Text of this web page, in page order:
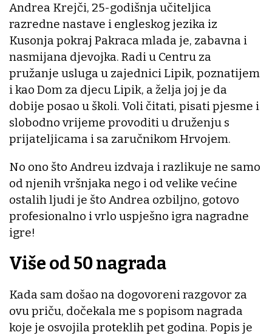
Andrea Krejči, 25-godišnja učiteljica
razredne nastave i engleskog jezika iz
Kusonja pokraj Pakraca mlada je, zabavna i
nasmijana djevojka. Radi u Centru za
pružanje usluga u zajednici Lipik, poznatijem
i kao Dom za djecu Lipik, a želja joj je da
dobije posao u školi. Voli čitati, pisati pjesme i
slobodno vrijeme provoditi u druženju s
prijateljicama i sa zaručnikom Hrvojem.
No ono što Andreu izdvaja i razlikuje ne samo
od njenih vršnjaka nego i od velike većine
ostalih ljudi je što Andrea ozbiljno, gotovo
profesionalno i vrlo uspješno igra nagradne
igre!
Više od 50 nagrada
Kada sam došao na dogovoreni razgovor za
ovu priču, dočekala me s popisom nagrada
koje je osvojila proteklih pet godina. Popis je